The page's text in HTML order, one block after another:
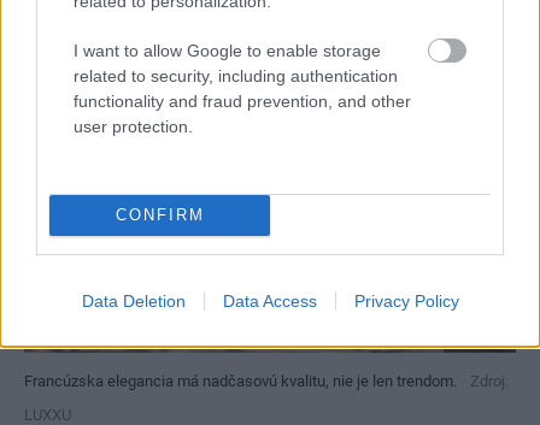
I want to allow Google to enable storage
related to security, including authentication
functionality and fraud prevention, and other
user protection.
CONFIRM
Data Deletion Data Access Privacy Policy
Francúzska elegancia má nadčasovú kvalitu, nie je len trendom.
Zdroj:
LUXXU